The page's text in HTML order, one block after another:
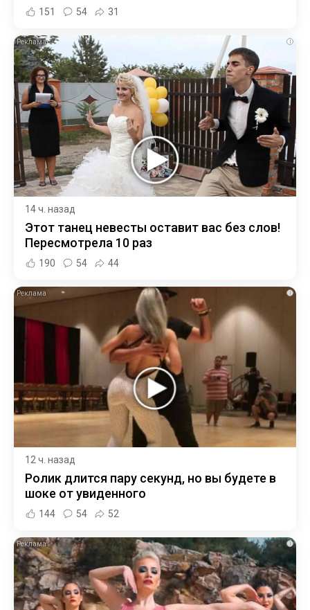
151 54 31
i
14 ч. назад
Этот танец невесты оставит вас без слов!
Пересмотрела 10 раз
190 54 44
i
12 ч. назад
Ролик длится пару секунд, но вы будете в
шоке от увиденного
144 54 52
i